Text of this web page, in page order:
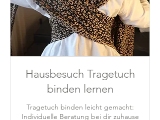
Hausbesuch Tragetuch
binden lernen
Tragetuch binden leicht gemacht:
Individuelle Beratung bei dir zuhause